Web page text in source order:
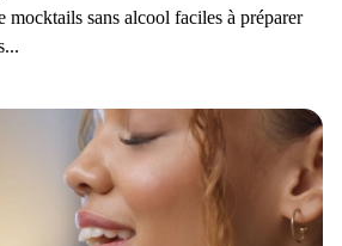
mocktails sans alcool faciles à préparer
sur l’entretien, le suivi et le dépannage
est là pour vous